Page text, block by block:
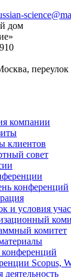
дом
компании
клиентов
совет
конференций
и условия
комитет
Scopus,
деятельность